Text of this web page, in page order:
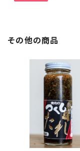
その他の商品